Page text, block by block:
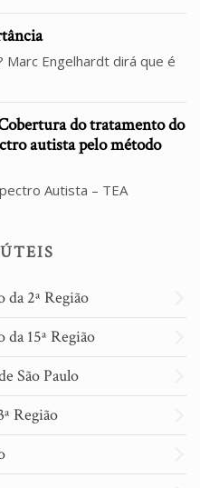
Marc Engelhardt dirá que é
do tratamento do
autista pelo método
Autista – TEA
2ª Região
15ª Região
São Paulo
Região